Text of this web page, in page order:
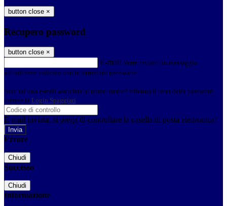
button close ×
Recupero password
button close ×
E-mail Verrà inviato un messaggio
all'indirizzo indicato con le istruzioni necessarie.
Non hai una e-mail associata al nome utente? Effettua il reset della password
tramite la Login Spaggiari
E-mail inviata, si prega di controllare la casella di posta elettronica!
Errore
Chiudi
Successo
Chiudi
Informazione